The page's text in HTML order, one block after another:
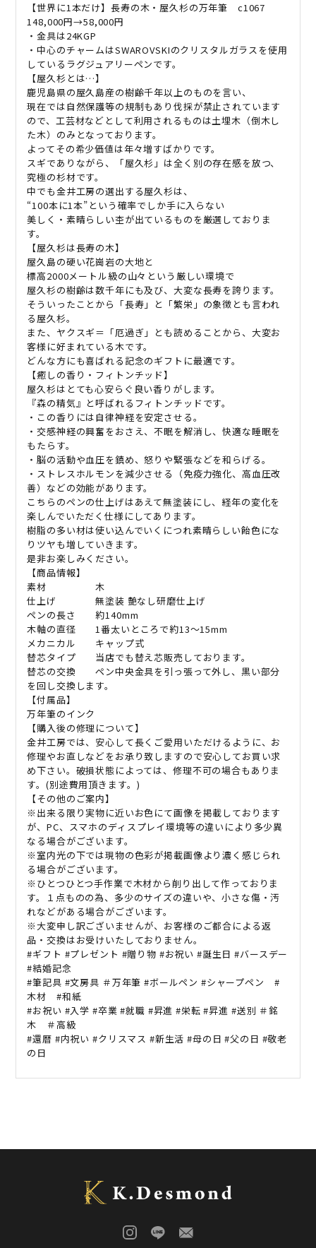
年
筆
寿
を
祈
る
贈
り
物
に
quantity
【世界に1本だけ】長寿の木・屋久杉の万年筆 c1067
148,000円→58,000円
・金具は24KGP
・中心のチャームはSWAROVSKIのクリスタルガラスを使用
しているラグジュアリーペンです。
【屋久杉とは…】
鹿児島県の屋久島産の樹齢千年以上のものを言い、
現在では自然保護等の規制もあり伐採が禁止されています
ので、工芸材などとして利用されるものは土埋木（倒木し
た木）のみとなっております。
よってその希少価値は年々増すばかりです。
スギでありながら、「屋久杉」は全く別の存在感を放つ、
究極の杉材です。
中でも金井工房の選出する屋久杉は、
“100本に1本” という確率でしか手に入らない
美しく・素晴らしい杢が出ているものを厳選しておりま
す。
【屋久杉は長寿の木】
屋久島の硬い花崗岩の大地と
標高2000メートル級の山々という厳しい環境で
屋久杉の樹齢は数千年にも及び、大変な長寿を誇ります。
そういったことから「長寿」と「繁栄」の象徴とも言われ
る屋久杉。
また、ヤクスギ＝「厄過ぎ」とも読めることから、大変お
客様に好まれている木です。
どんな方にも喜ばれる記念のギフトに最適です。
【癒しの香り・フィトンチッド】
屋久杉はとても心安らぐ良い香りがします。
『森の精気』と呼ばれるフィトンチッドです。
・この香りには自律神経を安定させる。
・交感神経の興奮をおさえ、不眠を解消し、快適な睡眠を
もたらす。
・脳の活動や血圧を鎮め、怒りや緊張などを和らげる。
・ストレスホルモンを減少させる（免疫力強化、高血圧改
善）などの効能があります。
こちらのペンの仕上げはあえて無塗装にし、経年の変化を
楽しんでいただく仕様にしてあります。
樹脂の多い材は使い込んでいくにつれ素晴らしい飴色にな
りツヤも増していきます。
是非お楽しみください。
【商品情報】
素材 木
仕上げ 無塗装 艶なし研磨仕上げ
ペンの長さ 約140mm
木軸の直径1番太いところで約13〜15mm
メカニカル キャップ式
替芯タイプ 当店でも替え芯販売しております。
替芯の交換 ペン中央金具を引っ張って外し、黒い部分
を回し交換します。
【付属品】
万年筆のインク
【購入後の修理について】
金井工房では、安心して長くご愛用いただけるように、お
修理やお直しなどをお承り致しますので安心してお買い求
め下さい。破損状態によっては、修理不可の場合もありま
す。(別途費用頂きます。 )
【その他のご案内】
※出来る限り実物に近いお色にて画像を掲載しております
が、PC、スマホのディスプレイ環境等の違いにより多少異
なる場合がございます。
※室内光の下では現物の色彩が掲載画像より濃く感じられ
る場合がございます。
※ひとつひとつ手作業で木材から削り出して作っておりま
す。１点ものの為、多少のサイズの違いや、小さな傷・汚
れなどがある場合がございます。
※大変申し訳ございませんが、お客様のご都合による返
品・交換はお受けいたしておりません。
#ギフト #プレゼント #贈り物 #お祝い #誕生日 #バースデー
#結婚記念
#筆記具 #文房具 ＃万年筆 #ボールペン #シャープペン #
木材 #和紙
#お祝い #入学 #卒業 #就職 #昇進 #栄転 #昇進 #送別 ＃銘
木 ＃高級
#還暦 #内祝い #クリスマス #新生活 #母の日 #父の日 #敬老
の日